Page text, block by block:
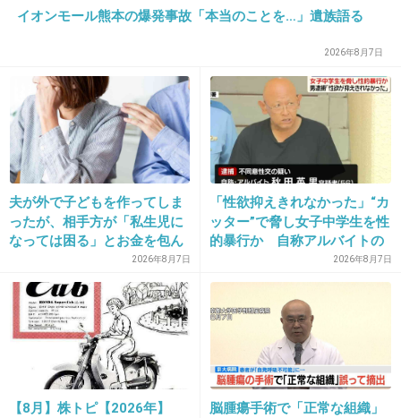
>>1
左のはるかちゃんって何歳の時ですか？
個人的に大人になってから顔立ちが変わったと
表てたけどこうして見たら全然変わってない
ね！
かわいー！
+24 -7
37. 匿名2026/06/03(水) 21:33:40
浅利陽介
+13 -2
イオンモール熊本の爆発事故「本当のことを…」遺族語る
2026年8月7日
夫が外で子どもを作ってしま
ったが、相手方が「私生児に
なっては困る」とお金を包ん
で頭を下げに来ても応じず、
晩年まで離婚に応じなかった
親戚の話→「一生復讐にな
る」「これ本人幸せなの？」
2026年8月7日
「性欲抑えきれなかった」“カ
ッター”で脅し女子中学生を性
的暴行か 自称アルバイトの
2026年8月7日
【8月】株トピ【2026年】
脳腫瘍手術で「正常な組織」